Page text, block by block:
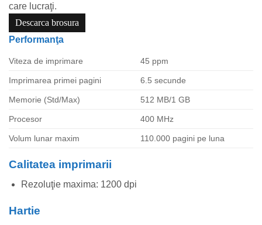
care lucraţi.
Descarca brosura
Performanţa
Viteza de imprimare 45 ppm
Imprimarea primei pagini 6.5 secunde
Memorie (Std/Max) 512 MB/1 GB
Procesor 400 MHz
Volum lunar maxim 110.000 pagini pe luna
Calitatea imprimarii
Rezoluţie maxima: 1200 dpi
Hartie